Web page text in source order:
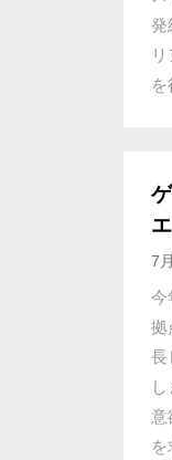
発
7
今
拠
長
意